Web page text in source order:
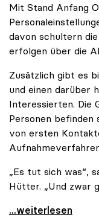
Mit Stand Anfang
davon schultern
erfolgen über die
Zusätzlich gibt es
und einen darüber
Interessierten. Die
Personen befinden
von ersten
„Es tut sich was“,
Hütter. „Und zwar
Reges Interesse
...weiterlesen